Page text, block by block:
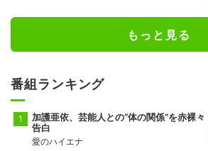
もっと見る
番組ランキング
加護亜依、芸能人との“体の関係”を赤裸々
告白
愛のハイエナ